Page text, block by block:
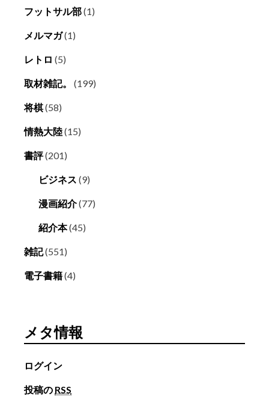
フットサル部(1)
メルマガ(1)
レトロ (5)
取材雑記。 (199)
将棋(58)
情熱大陸(15)
書評(201)
ビジネス (9)
漫画紹介(77)
紹介本(45)
雑記(551)
電子書籍(4)
メタ情報
ログイン
投稿の RSS